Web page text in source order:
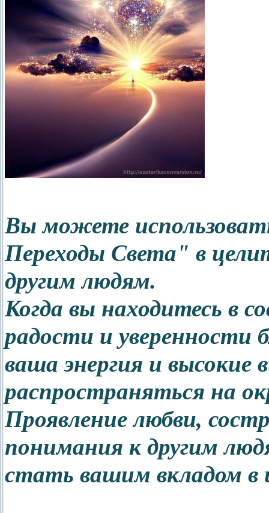
Вы можете
Переходы Света" в
другим людям.
Когда вы находитесь в
радости и уверенности
ваша энергия и высокие
распространяться на
Проявление любви,
понимания к другим
стать вашим вкладом в